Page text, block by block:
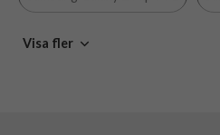
Material
Varumärke
Samsung Galaxy Z Flip 6
Visa fler